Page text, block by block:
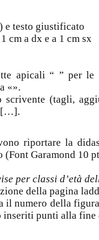
e testo giustificato
cm a dx e a 1 cm sx
apicali “ ” per
«».
scrivente (tagli,
[…].
riportare la
(Font Garamond 10
per classi d’età
della pagina
il numero della
punti alla fine